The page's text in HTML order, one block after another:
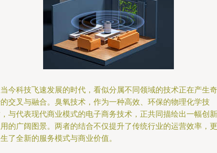
今科技飞速发展的时代，看似分属不同领域的技术正在产生奇
交叉与融合。臭氧技术，作为一种高效、环保的物理化学技
与代表现代商业模式的电子商务技术，正共同描绘出一幅创新
的广阔图景。两者的结合不仅提升了传统行业的运营效率，更
了全新的服务模式与商业价值。